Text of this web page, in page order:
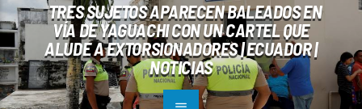
TRES SUJETOS APARECEN BALEADOS EN
VÍA DE YAGUACHI CON UN CARTEL QUE
ALUDE A EXTORSIONADORES | ECUADOR |
NOTICIAS